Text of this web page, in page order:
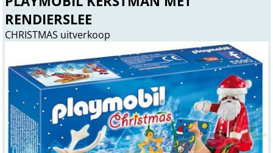
RENDIERSLEE
CHRISTMAS uitverkoop